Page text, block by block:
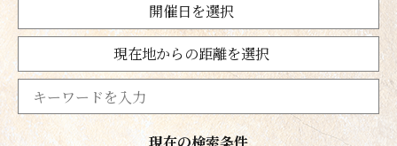
開催日を選択
現在地からの距離を選択